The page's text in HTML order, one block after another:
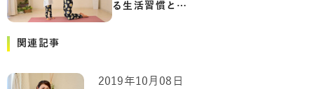
る生活習慣と…
関連記事
2019年10月08日